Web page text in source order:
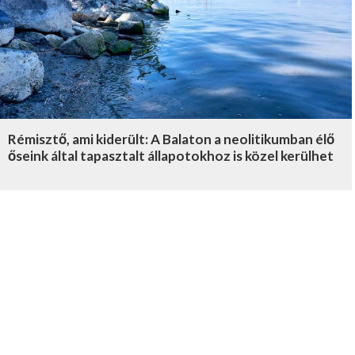
Rémisztő, ami kiderült: A Balaton a neolitikumban élő
őseink által tapasztalt állapotokhoz is közel kerülhet